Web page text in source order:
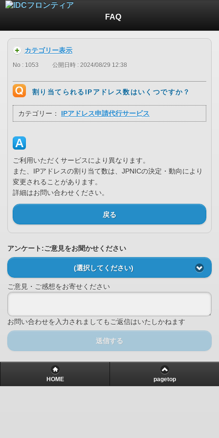
FAQ
カテゴリー表示
No : 1053 公開日時 : 2024/08/29 12:38
割り当てられるIPアドレス数はいくつですか？
カテゴリー： IPアドレス申請代行サービス
ご利用いただくサービスにより異なります。
また、IPアドレスの割り当て数は、JPNICの決定・動向により
変更されることがあります。
詳細はお問い合わせください。
戻る
アンケート:ご意見をお聞かせください
(選択してください)
ご意見・ご感想をお寄せください
お問い合わせを入力されましてもご返信はいたしかねます
送信する
HOME pagetop